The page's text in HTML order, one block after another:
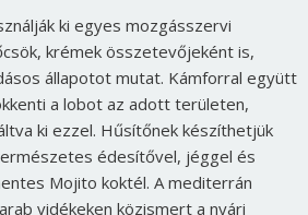
ki egyes mozgásszervi
krémek összetevőjeként is,
állapotot mutat. Kámforral együtt
a lobot az adott területen,
ki ezzel. Hűsítőnek készíthetjük
édesítővel, jéggel és
Mojito koktél. A mediterrán
vidékeken közismert a nyári